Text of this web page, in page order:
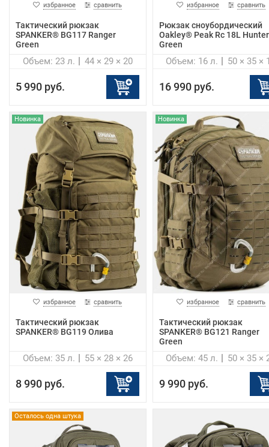
избранное сравнить
Тактический рюкзак
SPANKER® BG117 Ranger
Green
44 × 29 × 20
Объем: 23 л.
5 990 руб.
избранное сравнить
Рюкзак сноубордический
Oakley® Peak Rc 18L Hunter
Green
50 × 35 ×
Объем: 16 л.
16 990 руб.
Новинка
избранное сравнить
Тактический рюкзак
SPANKER® BG119 Олива
55 × 28 × 26
Объем: 35 л.
8 990 руб.
Новинка
избранное сравнить
Тактический рюкзак
SPANKER® BG121 Ranger
Green
50 × 35 ×
Объем: 45 л.
9 990 руб.
Осталось одна штука